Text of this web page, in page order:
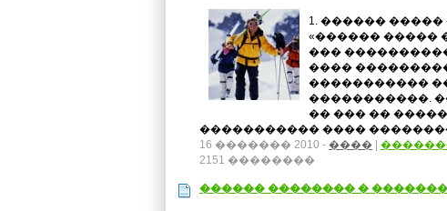
1. ������
«������ �����
���
����
�����������
�����������.
�� ��� ��
����������� ����
16 ������� 2010 - ����
2151 ��������
������ �������� �